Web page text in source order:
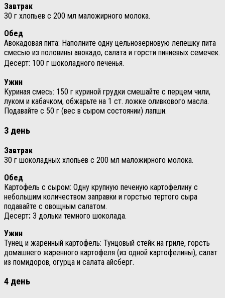
Завтрак
30 г хлопьев с 200 мл маложирного молока.
Обед
Авокадовая пита: Наполните одну цельнозерновую лепешку пита
смесью из половины авокадо, салата и горсти пиниевых семечек.
Десерт: 100 г шоколадного печенья.
Ужин
Куриная смесь: 150 г куриной грудки смешайте с перцем чили,
луком и кабачком, обжарьте на 1 ст. ложке оливкового масла.
Подавайте с 50 г (вес в сыром состоянии) лапши.
3 день
Завтрак
30 г шоколадных хлопьев с 200 мл маложирного молока.
Обед
Картофель с сыром: Одну крупную печеную картофелину с
небольшим количеством заправки и горстью тертого сыра
подавайте с овощным салатом.
Десерт: 3 дольки темного шоколада.
Ужин
Тунец и жаренный картофель: Тунцовый стейк на гриле, горсть
домашнего жаренного картофеля (из одной картофелины), салат
из помидоров, огурца и салата айсберг.
4 день